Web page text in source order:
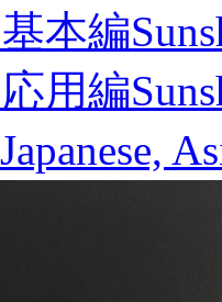
本編
用編
Japanese,